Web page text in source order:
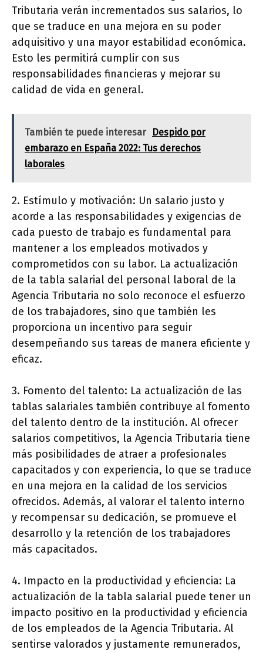
Tributaria verán incrementados sus salarios, lo
que se traduce en una mejora en su poder
adquisitivo y una mayor estabilidad económica.
Esto les permitirá cumplir con sus
responsabilidades financieras y mejorar su
calidad de vida en general.
También te puede interesar
Despido por
embarazo en España 2022: Tus derechos
laborales
2. Estímulo y motivación: Un salario justo y
acorde a las responsabilidades y exigencias de
cada puesto de trabajo es fundamental para
mantener a los empleados motivados y
comprometidos con su labor. La actualización
de la tabla salarial del personal laboral de la
Agencia Tributaria no solo reconoce el esfuerzo
de los trabajadores, sino que también les
proporciona un incentivo para seguir
desempeñando sus tareas de manera eficiente y
eficaz.
3. Fomento del talento: La actualización de las
tablas salariales también contribuye al fomento
del talento dentro de la institución. Al ofrecer
salarios competitivos, la Agencia Tributaria tiene
más posibilidades de atraer a profesionales
capacitados y con experiencia, lo que se traduce
en una mejora en la calidad de los servicios
ofrecidos. Además, al valorar el talento interno
y recompensar su dedicación, se promueve el
desarrollo y la retención de los trabajadores
más capacitados.
4. Impacto en la productividad y eficiencia: La
actualización de la tabla salarial puede tener un
impacto positivo en la productividad y eficiencia
de los empleados de la Agencia Tributaria. Al
sentirse valorados y justamente remunerados,